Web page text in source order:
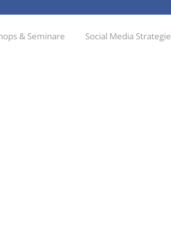
& Seminare Social Media Strategie